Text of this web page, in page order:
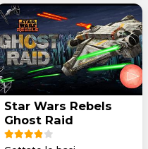
Star Wars Rebels
Ghost Raid